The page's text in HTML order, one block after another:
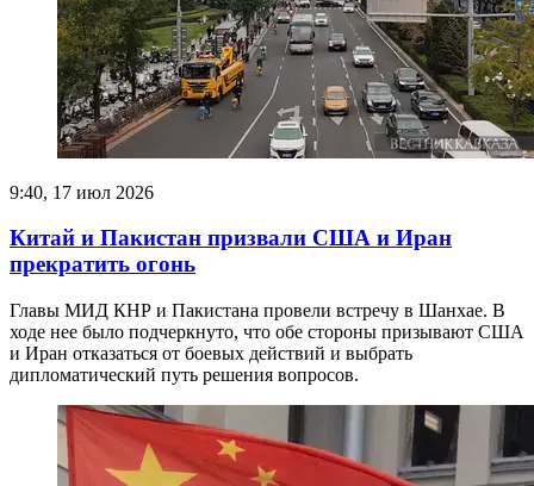
9:40, 17 июл 2026
Китай и Пакистан призвали США и Иран
прекратить огонь
Главы МИД КНР и Пакистана провели встречу в Шанхае. В
ходе нее было подчеркнуто, что обе стороны призывают США
и Иран отказаться от боевых действий и выбрать
дипломатический путь решения вопросов.